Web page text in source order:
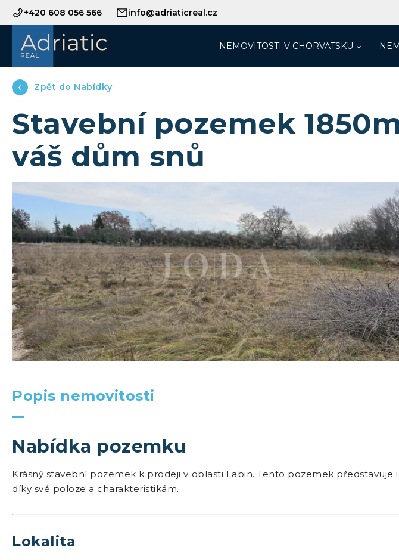
+420 608 056 566 info@adriaticreal.cz
NEMOVITOSTI V CHORVATSKU
Zpět do Nabídky
Stavební pozemek
váš dům snů
Popis nemovitosti
Nabídka pozemku
Krásný stavební pozemek k prodeji v oblasti Labin. Tento pozemek
díky své poloze a charakteristikám.
Lokalita